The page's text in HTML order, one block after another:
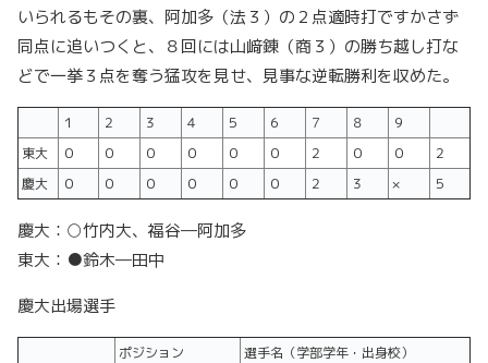
いられるもその裏、阿加多（法３）の２点適時打ですかさず
同点に追いつくと、８回には山﨑錬（商３）の勝ち越し打な
どで一挙３点を奪う猛攻を見せ、見事な逆転勝利を収めた。
１ ２ ３ ４ ５ ６ ７ ８
９
東大
０ ０ ０ ０ ０ ０ ２ ０ ０
２
慶大
０ ０ ０ ０ ０ ０ ２ ３ × ５
慶大：○竹内大、福谷―阿加多
東大：●鈴木―田中
慶大出場選手
ポジション
選手名（学部学年・出身校）